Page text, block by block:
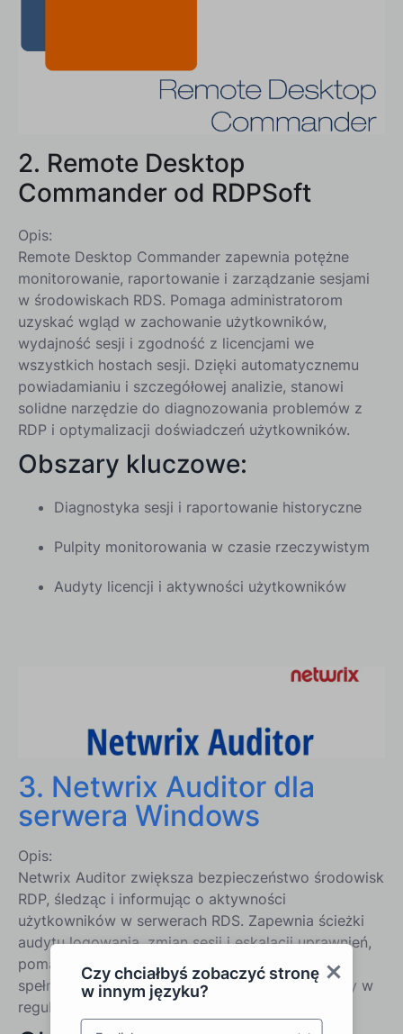
Czy chciałbyś zobaczyć stronę
w innym języku?
2. Remote Desktop
Commander od RDPSoft
Opis:
Remote Desktop Commander zapewnia potężne
monitorowanie, raportowanie i zarządzanie sesjami
w środowiskach RDS. Pomaga administratorom
uzyskać wgląd w zachowanie użytkowników,
wydajność sesji i zgodność z licencjami we
wszystkich hostach sesji. Dzięki automatycznemu
powiadamianiu i szczegółowej analizie, stanowi
solidne narzędzie do diagnozowania problemów z
RDP i optymalizacji doświadczeń użytkowników.
Obszary kluczowe:
Diagnostyka sesji i raportowanie historyczne
Pulpity monitorowania w czasie rzeczywistym
Audyty licencji i aktywności użytkowników
3. Netwrix Auditor dla
serwera Windows
Opis:
Netwrix Auditor zwiększa bezpieczeństwo środowisk
RDP, śledząc i informując o aktywności
użytkowników w serwerach RDS. Zapewnia ścieżki
audytu logowania, zmian sesji i eskalacji uprawnień,
pomagając zespołom IT wykrywać anomalie i
spełniać wymagania zgodności. Szczególnie silny w
regulowanych branżach.